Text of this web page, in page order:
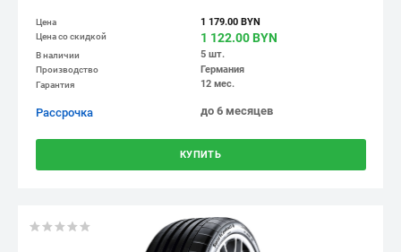
Цена 1 179.00 BYN
Цена со скидкой 1 122.00 BYN
В наличии 5 шт.
Производство Германия
Гарантия 12 мес.
Рассрочка до 6 месяцев
КУПИТЬ